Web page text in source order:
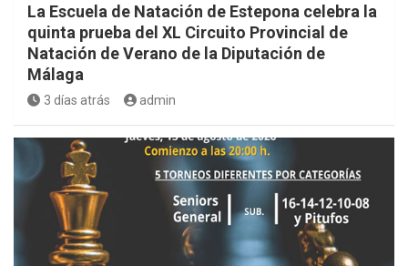
La Escuela de Natación de Estepona celebra la
quinta prueba del XL Circuito Provincial de
Natación de Verano de la Diputación de
Málaga
3 días atrás admin